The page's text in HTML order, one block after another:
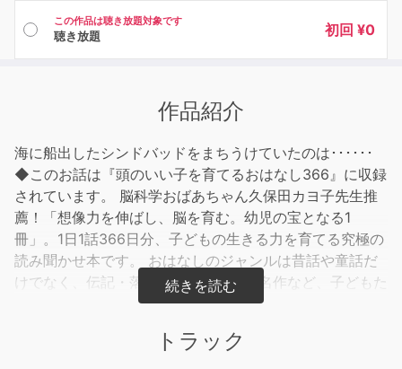
この作品は聴き放題対象です
聴き放題 初回 ¥0
作品紹介
海に船出したシンドバッドをまちうけていたのは･･････
◆このお話は『頭のいい子を育てるおはなし366』に収録
されています。 脳科学おばあちゃん久保田カヨ子先生推
薦！「想像力を伸ばし、脳を育む。幼児の宝となる1
冊」。1日1話366日分、子どもの生きる力を育てる究極の
読み聞かせ本です。 おはなしのジャンルは昔話や童話だ
けでなく、伝記・落語・詩・普遍的な名作など、子どもた
ちの将来に確実につながっていく作品を網羅していますの
トラック